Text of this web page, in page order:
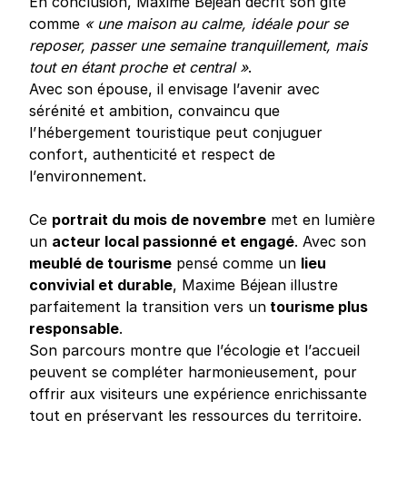
comme « une maison au calme, idéale pour se
reposer, passer une semaine tranquillement, mais
tout en étant proche et central ».
Avec son épouse, il envisage l’avenir avec
sérénité et ambition, convaincu que
l’hébergement touristique peut conjuguer
confort, authenticité et respect de
l’environnement.
Ce portrait du mois de novembre met en lumière
un acteur local passionné et engagé. Avec son
meublé de tourisme pensé comme un lieu
convivial et durable, Maxime Béjean illustre
parfaitement la transition vers un tourisme plus
responsable.
Son parcours montre que l’écologie et l’accueil
peuvent se compléter harmonieusement, pour
offrir aux visiteurs une expérience enrichissante
tout en préservant les ressources du territoire.